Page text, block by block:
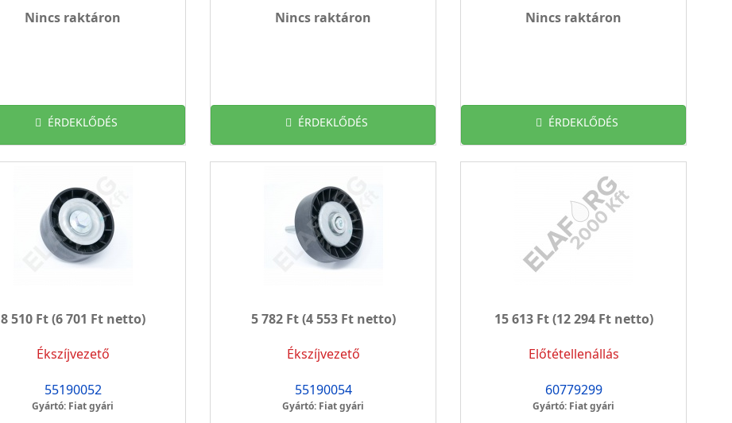
Nincs raktáron
ÉRDEKLŐDÉS
Nincs raktáron
ÉRDEKLŐDÉS
Nincs raktáron
ÉRDEKLŐDÉS
8 510 Ft(6 701 Ft netto)
Ékszíjvezető
55190052
Gyártó: Fiat gyári
5 782 Ft(4 553 Ft netto)
Ékszíjvezető
55190054
Gyártó: Fiat gyári
15 613 Ft(12 294 Ft netto)
Előtétellenállás
60779299
Gyártó: Fiat gyári